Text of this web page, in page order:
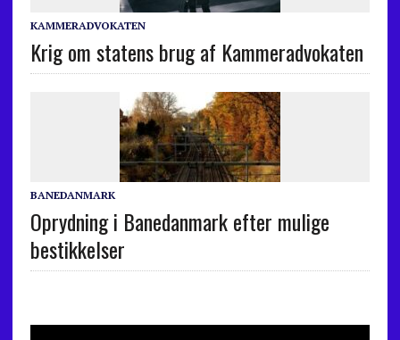
KAMMERADVOKATEN
Krig om statens brug af Kammeradvokaten
BANEDANMARK
Oprydning i Banedanmark efter mulige
bestikkelser